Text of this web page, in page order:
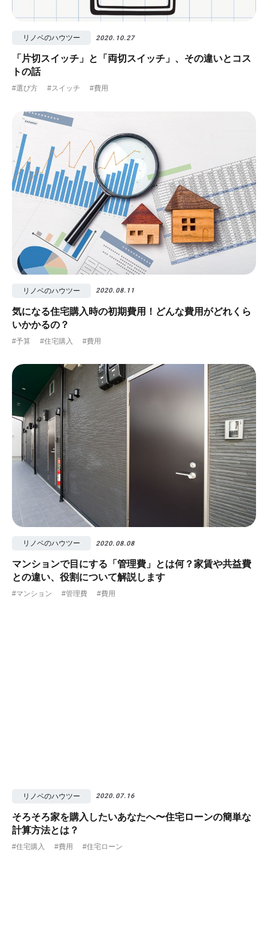
リノベのハウツー 2020.10.27
「片切スイッチ」と「両切スイッチ」、その違いとコス
トの話
#選び方 #スイッチ #費用
リノベのハウツー 2020.08.11
気になる住宅購入時の初期費用！どんな費用がどれくら
いかかるの？
#予算 #住宅購入 #費用
リノベのハウツー 2020.08.08
マンションで目にする「管理費」とは何？家賃や共益費
との違い、役割について解説します
#マンション #管理費 #費用
リノベのハウツー 2020.07.16
そろそろ家を購入したいあなたへ〜住宅ローンの簡単な
計算方法とは？
#住宅購入 #費用 #住宅ローン